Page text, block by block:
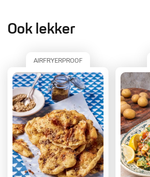
Ook lekker
AIRFRYERPROOF